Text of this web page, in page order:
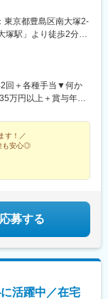
東京都豊島区南大塚2-
塚駅」より徒歩2分
クト先】◆フルリモー
奈川・千葉・埼玉・
す。※敷地内全面禁
リモートワークも相
回＋各種手当▼何か
万円以上＋賞与年2
※残業代は全額支給※
で、その他の待遇
給与を考慮して月給
個人の頑張りに応じ
験入社4年）年収
す！／
も安心◎
る
応募する
活躍中／在宅